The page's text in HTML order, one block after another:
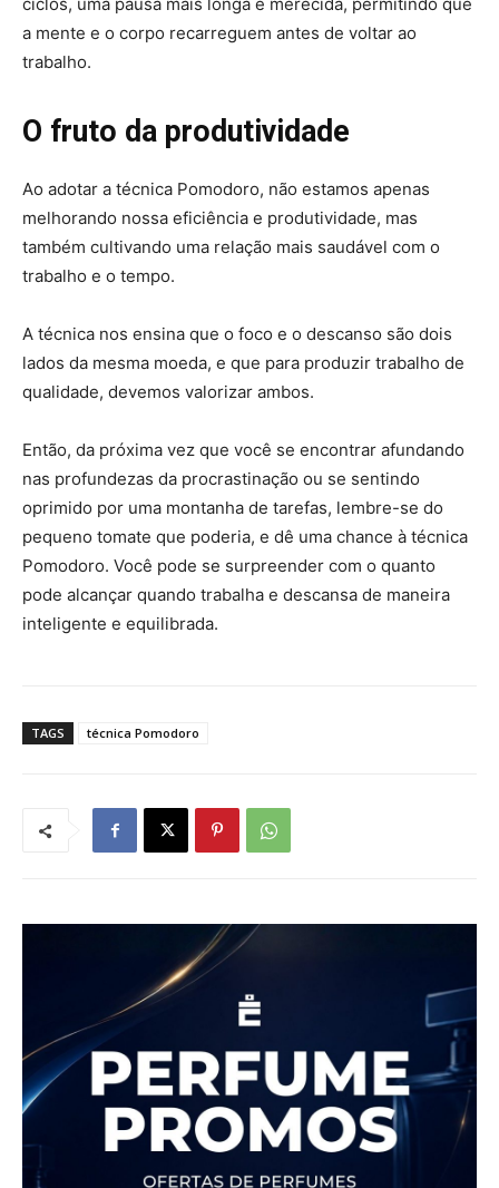
a mente e o corpo recarreguem antes de voltar ao
trabalho.
O fruto da produtividade
Ao adotar a técnica Pomodoro, não estamos apenas
melhorando nossa eficiência e produtividade, mas
também cultivando uma relação mais saudável com o
trabalho e o tempo.
A técnica nos ensina que o foco e o descanso são dois
lados da mesma moeda, e que para produzir trabalho de
qualidade, devemos valorizar ambos.
Então, da próxima vez que você se encontrar afundando
nas profundezas da procrastinação ou se sentindo
oprimido por uma montanha de tarefas, lembre-se do
pequeno tomate que poderia, e dê uma chance à técnica
Pomodoro. Você pode se surpreender com o quanto
pode alcançar quando trabalha e descansa de maneira
inteligente e equilibrada.
TAGS técnica Pomodoro